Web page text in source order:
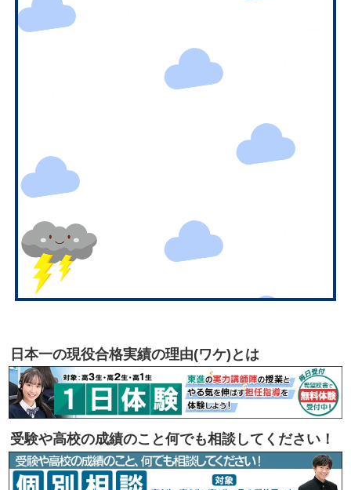
日本一の現役合格実績の理由(ワケ)とは
受験や高校の成績のこと何でも相談してください！